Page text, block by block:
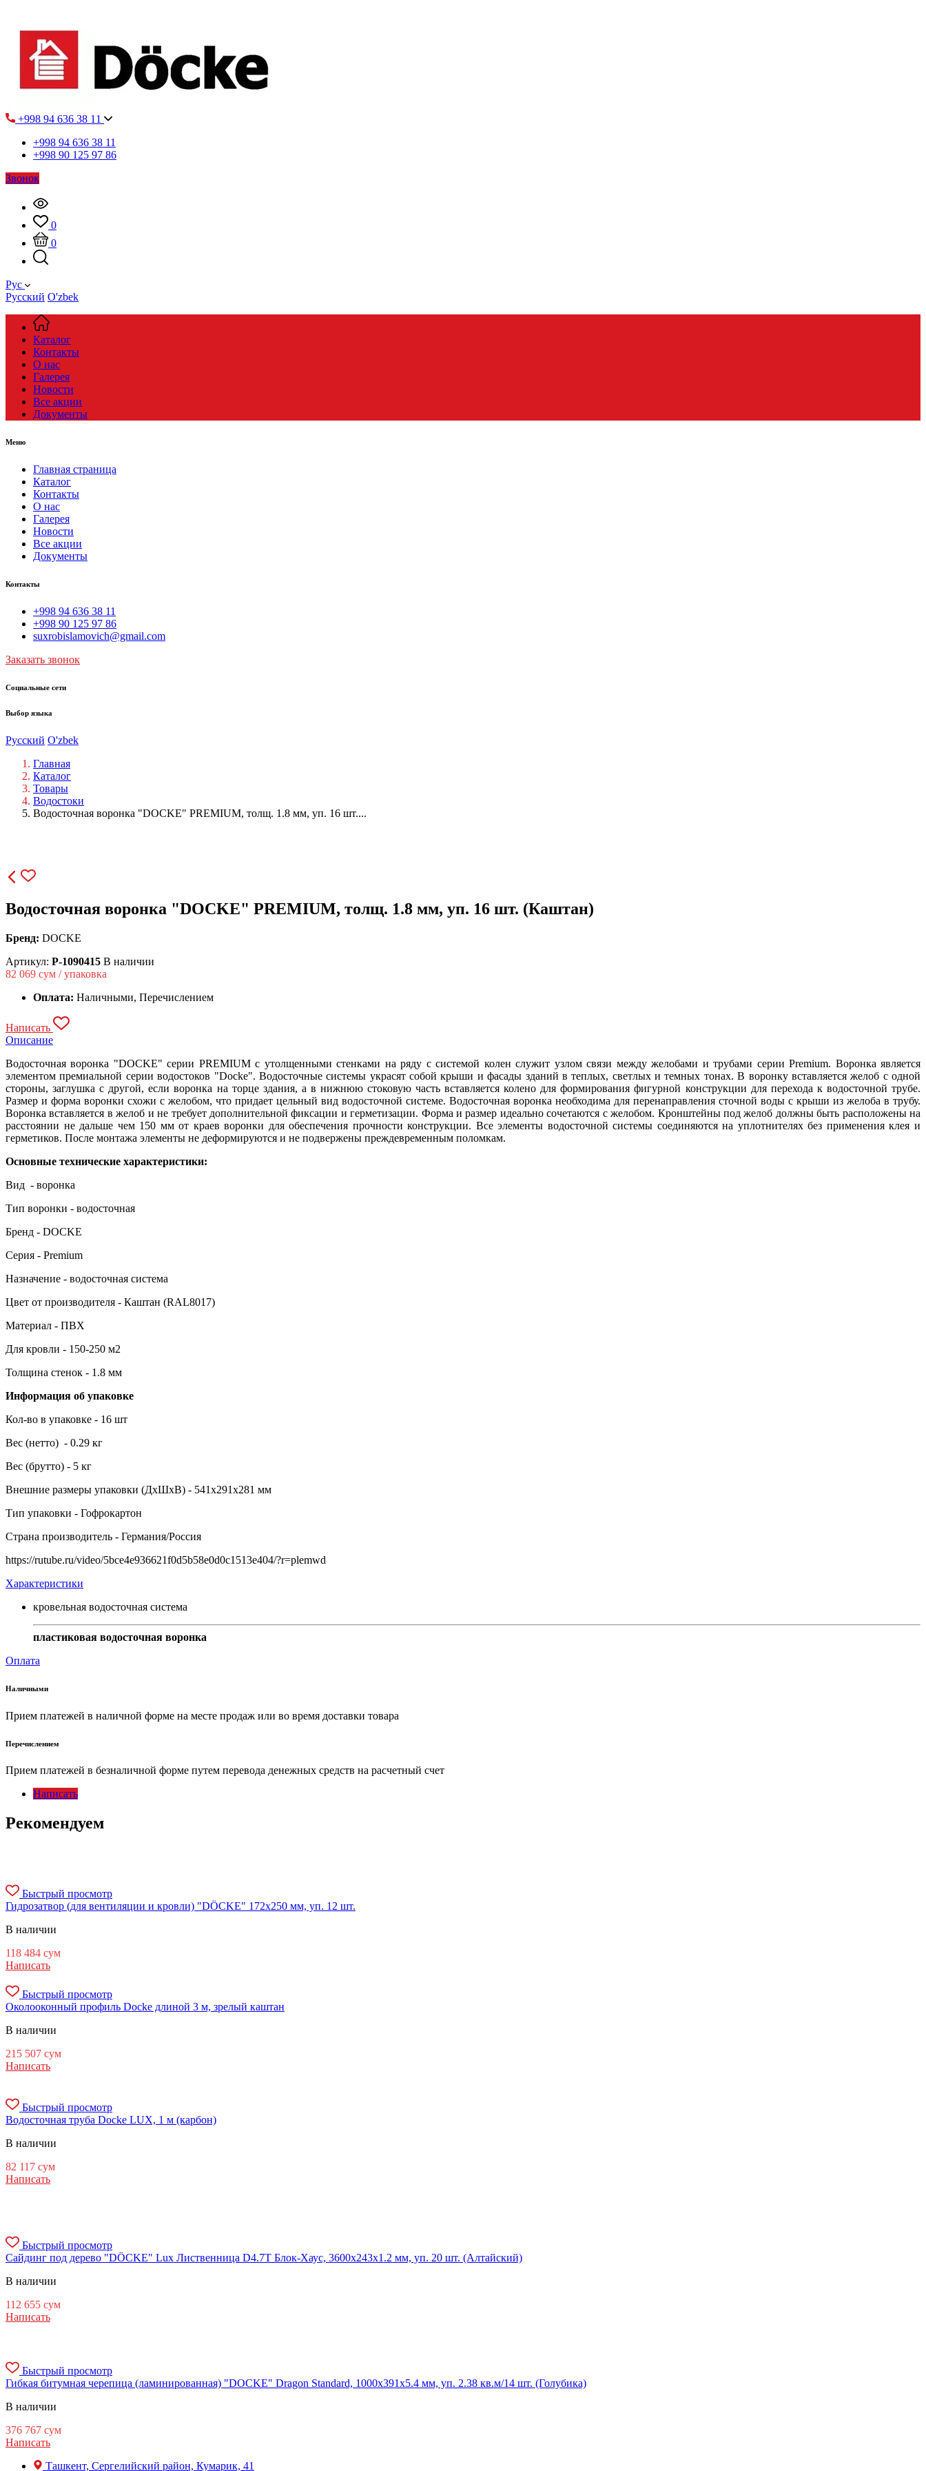
+998 94 636 38 11
+998 94 636 38 11
+998 90 125 97 86
Звонок
0
0
Рус
Русский O'zbek
Каталог
Контакты
О нас
Галерея
Новости
Все акции
Документы
Меню
Главная страница
Каталог
Контакты
О нас
Галерея
Новости
Все акции
Документы
Контакты
+998 94 636 38 11
+998 90 125 97 86
suxrobislamovich@gmail.com
Заказать звонок
Социальные сети
Выбор языка
Русский O'zbek
Главная
Каталог
Товары
Водостоки
Водосточная воронка "DOCKE" PREMIUM, толщ. 1.8 мм, уп. 16 шт....
Водосточная воронка "DOCKE" PREMIUM, толщ. 1.8 мм, уп. 16 шт. (Каштан)
Бренд: DOCKE
Артикул: P-1090415 В наличии
82 069 сум / упаковка
Оплата: Наличными, Перечислением
Написать
Описание
Водосточная воронка "DOCKE" серии PREMIUM с утолщенными стенками на ряду с системой колен служит узлом связи между желобами и трубами серии Premium. Воронка является
элементом премиальной серии водостоков "Docke". Водосточные системы украсят собой крыши и фасады зданий в теплых, светлых и темных тонах. В воронку вставляется желоб с одной
стороны, заглушка с другой, если воронка на торце здания, а в нижнюю стоковую часть вставляется колено для формирования фигурной конструкции для перехода к водосточной трубе.
Размер и форма воронки схожи с желобом, что придает цельный вид водосточной системе. Водосточная воронка необходима для перенаправления сточной воды с крыши из желоба в трубу.
Воронка вставляется в желоб и не требует дополнительной фиксации и герметизации. Форма и размер идеально сочетаются с желобом. Кронштейны под желоб должны быть расположены на
расстоянии не дальше чем 150 мм от краев воронки для обеспечения прочности конструкции. Все элементы водосточной системы соединяются на уплотнителях без применения клея и
герметиков. После монтажа элементы не деформируются и не подвержены преждевременным поломкам.
Основные технические характеристики:
Вид - воронка
Тип воронки - водосточная
Бренд - DOCKE
Серия - Premium
Назначение - водосточная система
Цвет от производителя - Каштан (RAL8017)
Материал - ПВХ
Для кровли - 150-250 м2
Толщина стенок - 1.8 мм
Информация об упаковке
Кол-во в упаковке - 16 шт
Вес (нетто) - 0.29 кг
Вес (брутто) - 5 кг
Внешние размеры упаковки (ДхШхВ) - 541x291x281 мм
Тип упаковки - Гофрокартон
Страна производитель - Германия/Россия
https://rutube.ru/video/5bce4e936621f0d5b58e0d0c1513e404/?r=plemwd
Характеристики
кровельная водосточная система
пластиковая водосточная воронка
Оплата
Наличными
Прием платежей в наличной форме на месте продаж или во время доставки товара
Перечислением
Прием платежей в безналичной форме путем перевода денежных средств на расчетный счет
Написать
Рекомендуем
Быстрый просмотр
Гидрозатвор (для вентиляции и кровли) "DÖCKE" 172x250 мм, уп. 12 шт.
В наличии
118 484 сум
Написать
Быстрый просмотр
Околооконный профиль Docke длиной 3 м, зрелый каштан
В наличии
215 507 сум
Написать
Быстрый просмотр
Водосточная труба Docke LUX, 1 м (карбон)
В наличии
82 117 сум
Написать
Быстрый просмотр
Сайдинг под дерево "DÖCKE" Lux Лиственница D4.7T Блок-Хаус, 3600х243х1.2 мм, уп. 20 шт. (Алтайский)
В наличии
112 655 сум
Написать
Быстрый просмотр
Гибкая битумная черепица (ламинированная) "DOCKE" Dragon Standard, 1000х391х5.4 мм, уп. 2.38 кв.м/14 шт. (Голубика)
В наличии
376 767 сум
Написать
Ташкент, Сергелийский район, Кумарик, 41